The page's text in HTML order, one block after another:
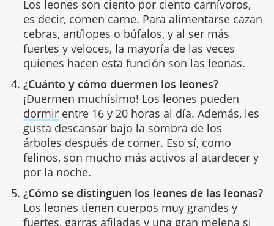
Los leones son ciento por ciento carnívoros,
es decir, comen carne. Para alimentarse cazan
cebras, antílopes o búfalos, y al ser más
fuertes y veloces, la mayoría de las veces
quienes hacen esta función son las leonas.
¿Cuánto y cómo duermen los leones?
¡Duermen muchísimo! Los leones pueden
dormirentre 16 y 20 horas al día. Además, les
gusta descansar bajo la sombra de los
árboles después de comer. Eso sí, como
felinos, son mucho más activos al atardecer y
por la noche.
¿Cómo se distinguen los leones de las leonas?
Los leones tienen cuerpos muy grandes y
fuertes, garras afiladas y una gran melena si